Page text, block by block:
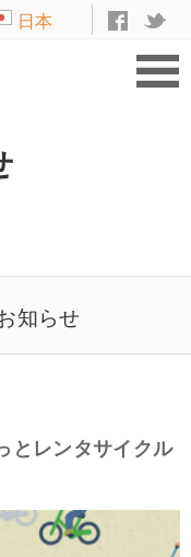
日本
知らせ
とレンタサイクル